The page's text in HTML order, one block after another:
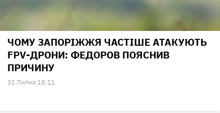
ЧОМУ ЗАПОРІЖЖЯ ЧАСТІШЕ АТАКУЮТЬ
FPV-ДРОНИ: ФЕДОРОВ ПОЯСНИВ
ПРИЧИНУ
31 Липня 18:11